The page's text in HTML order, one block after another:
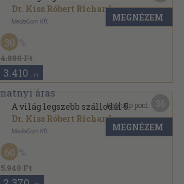
Dr. Kiss Róbert Richard
MediaCom Kft.
Fűzött kemény papírkötés
A világ legszebb szállodái sorozat
4.880 Ft
30
3.410 ,-Ft
MEGNÉZEM
A világ legszebb szállodái 5.
Dr. Kiss Róbert Richard
MediaCom Kft.
Fűzött kemény papírkötés
A világ legszebb szállodái sorozat
5.940 Ft
60
Kapható pont:
MEGNÉZEM